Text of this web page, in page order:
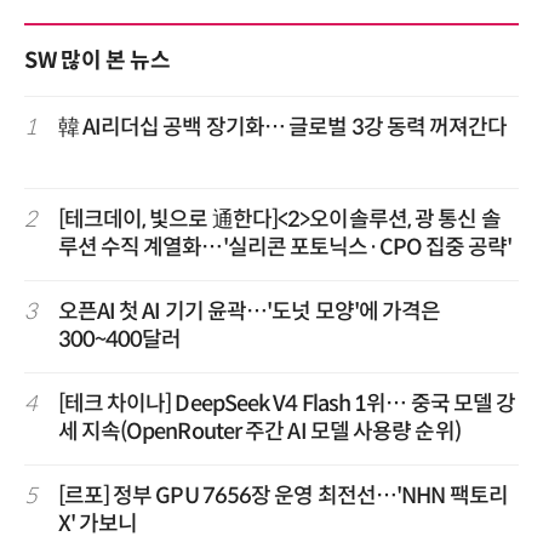
SW 많이 본 뉴스
1 韓 AI리더십 공백 장기화… 글로벌 3강 동력 꺼져간다
2
[테크데이, 빛으로 通한다]<2>오이솔루션, 광 통신 솔
루션 수직 계열화…'실리콘 포토닉스·CPO 집중 공략'
3
오픈AI 첫 AI 기기 윤곽…'도넛 모양'에 가격은
300~400달러
4
[테크 차이나] DeepSeek V4 Flash 1위… 중국 모델 강
세 지속(OpenRouter 주간 AI 모델 사용량 순위)
5
[르포] 정부 GPU 7656장 운영 최전선…'NHN 팩토리
X' 가보니